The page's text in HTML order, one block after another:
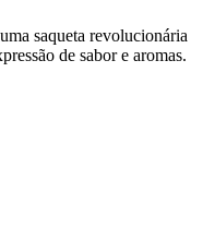
saqueta revolucionária
de sabor e aromas.